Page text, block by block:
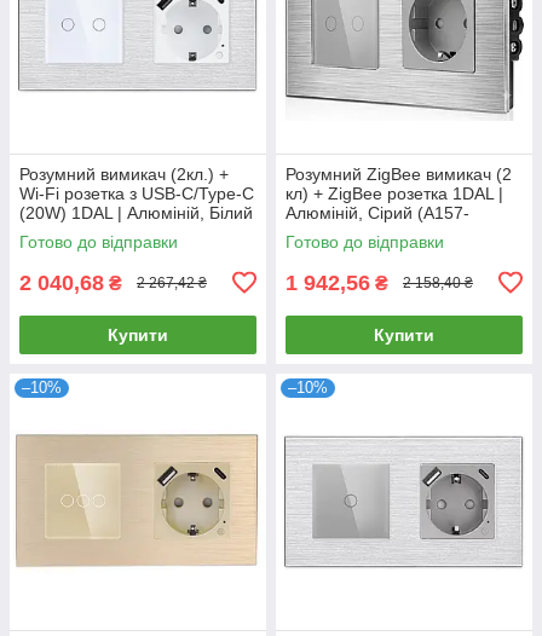
Розумний вимикач (2кл.) +
Wi-Fi розетка з USB-C/Type-C
(20W) 1DAL | Алюміній, Білий
(A157-GSW2G.WF-
STUTC.WF.WT)
Готово до відправки
2 040,68 ₴ 2 267,42 ₴
Купити
Розумний ZigBee вимикач (2
кл) + ZigBee розетка 1DAL |
Алюміній, Сірий (A157-
GSW2G.ZB-ST.ZB.GR)
Готово до відправки
1 942,56 ₴ 2 158,40 ₴
Купити
–10% –10%